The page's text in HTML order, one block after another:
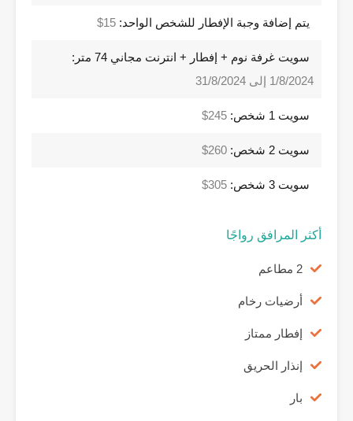
يتم إضافة وجبة الإفطار للشخص الواحد: 15$
سويت غرفة نوم + إفطار + انترنت مجاني 74 متر:
1/8/2024 إلى 31/8/2024
سويت 1 شخص: 245$
سويت 2 شخص: 260$
سويت 3 شخص: 305$
أكثر المرافق رواجًا
2 مطاعم
أرضيات رخام
إفطار ممتاز
إنذار الحريق
بار